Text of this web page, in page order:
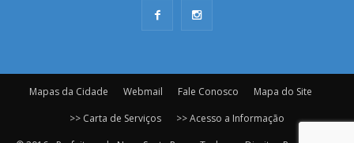
Mapas da Cidade Webmail Fale Conosco
Mapa do Site
>> Carta de Serviços
>> Acesso a Informação